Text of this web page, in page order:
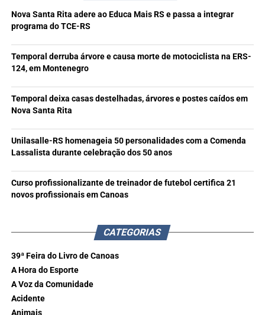
Nova Santa Rita adere ao Educa Mais RS e passa a integrar
programa do TCE-RS
Temporal derruba árvore e causa morte de motociclista na ERS-
124, em Montenegro
Temporal deixa casas destelhadas, árvores e postes caídos em
Nova Santa Rita
Unilasalle-RS homenageia 50 personalidades com a Comenda
Lassalista durante celebração dos 50 anos
Curso profissionalizante de treinador de futebol certifica 21
novos profissionais em Canoas
CATEGORIAS
39ª Feira do Livro de Canoas
A Hora do Esporte
A Voz da Comunidade
Acidente
Animais